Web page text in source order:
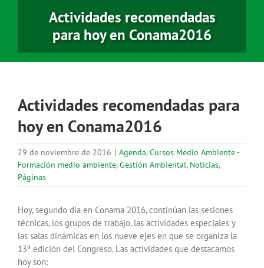
Actividades recomendadas
para hoy en Conama2016
Actividades recomendadas para
hoy en Conama2016
29 de noviembre de 2016 | Agenda,Cursos Medio Ambiente -
Formación medio ambiente,Gestión Ambiental, Noticias,
Páginas
Hoy, segundo día en Conama 2016, continúan las sesiones
técnicas, los grupos de trabajo, las actividades especiales y
las salas dinámicas en los nueve ejes en que se organiza la
13ª edición del Congreso. Las actividades que destacamos
hoy son: